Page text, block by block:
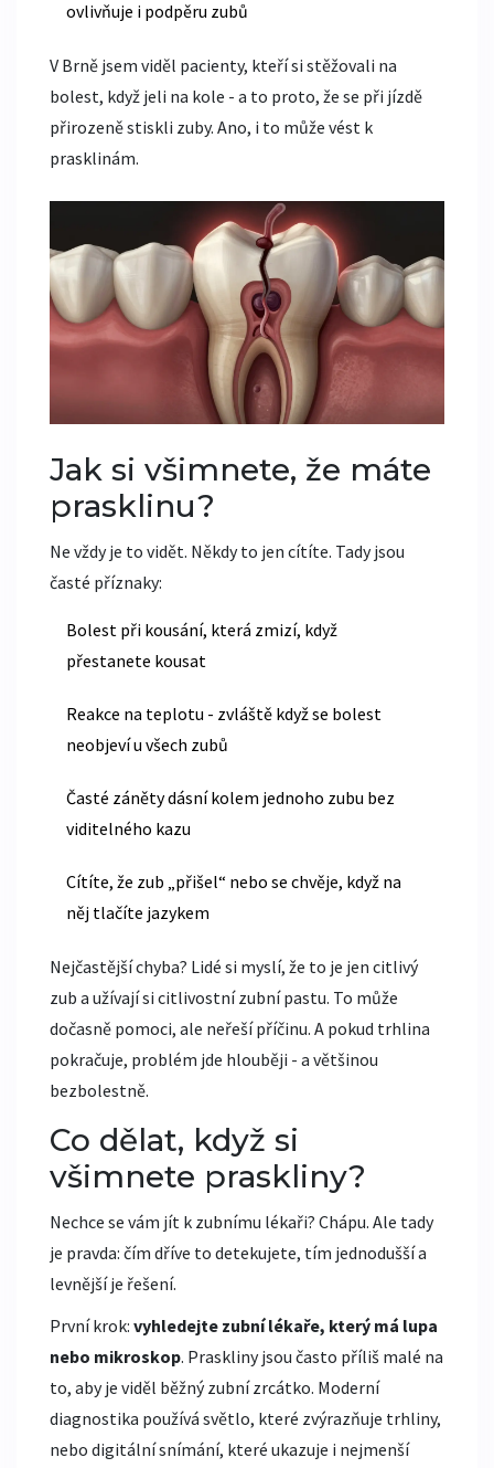
ovlivňuje i podpěru zubů
V Brně jsem viděl pacienty, kteří si stěžovali na
bolest, když jeli na kole - a to proto, že se při jízdě
přirozeně stiskli zuby. Ano, i to může vést k
prasklinám.
Jak si všimnete, že máte
prasklinu?
Ne vždy je to vidět. Někdy to jen cítíte. Tady jsou
časté příznaky:
Bolest při kousání, která zmizí, když
přestanete kousat
Reakce na teplotu - zvláště když se bolest
neobjeví u všech zubů
Časté záněty dásní kolem jednoho zubu bez
viditelného kazu
Cítíte, že zub „přišel“ nebo se chvěje, když na
něj tlačíte jazykem
Nejčastější chyba? Lidé si myslí, že to je jen citlivý
zub a užívají si citlivostní zubní pastu. To může
dočasně pomoci, ale neřeší příčinu. A pokud trhlina
pokračuje, problém jde hlouběji - a většinou
bezbolestně.
Co dělat, když si
všimnete praskliny?
Nechce se vám jít k zubnímu lékaři? Chápu. Ale tady
je pravda: čím dříve to detekujete, tím jednodušší a
levnější je řešení.
První krok: vyhledejte zubní lékaře, který má lupa
nebo mikroskop. Praskliny jsou často příliš malé na
to, aby je viděl běžný zubní zrcátko. Moderní
diagnostika používá světlo, které zvýrazňuje trhliny,
nebo digitální snímání, které ukazuje i nejmenší